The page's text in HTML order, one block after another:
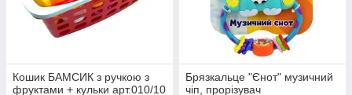
Кошик БАМСИК з ручкою з
фруктами + кульки арт.010/10
Брязкальце "Єнот" музичний
чіп, прорізувач